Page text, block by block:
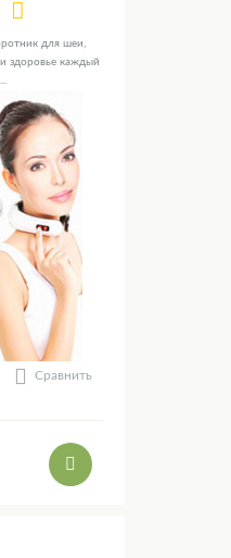
для шеи,
здоровье каждый
Сравнить